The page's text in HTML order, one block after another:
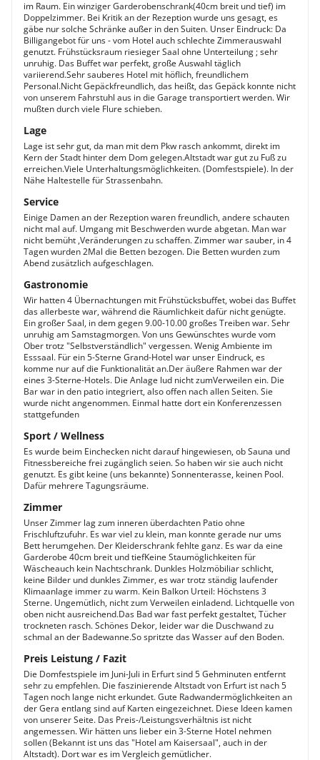
im Raum. Ein winziger Garderobenschrank(40cm breit und tief) im
Doppelzimmer. Bei Kritik an der Rezeption wurde uns gesagt, es
gäbe nur solche Schränke außer in den Suiten. Unser Eindruck: Da
Billigangebot für uns - vom Hotel auch schlechte Zimmerauswahl
genutzt. Frühstücksraum riesieger Saal ohne Unterteilung ; sehr
unruhig. Das Buffet war perfekt, große Auswahl täglich
variierend.Sehr sauberes Hotel mit höflich, freundlichem
Personal.Nicht Gepäckfreundlich, das heißt, das Gepäck konnte nicht
von unserem Fahrstuhl aus in die Garage transportiert werden. Wir
mußten durch viele Flure schieben.
Lage
Lage ist sehr gut, da man mit dem Pkw rasch ankommt, direkt im
Kern der Stadt hinter dem Dom gelegen.Altstadt war gut zu Fuß zu
erreichen.Viele Unterhaltungsmöglichkeiten. (Domfestspiele). In der
Nähe Haltestelle für Strassenbahn.
Service
Einige Damen an der Rezeption waren freundlich, andere schauten
nicht mal auf. Umgang mit Beschwerden wurde abgetan. Man war
nicht bemüht ,Veränderungen zu schaffen. Zimmer war sauber, in 4
Tagen wurden 2Mal die Betten bezogen. Die Betten wurden zum
Abend zusätzlich aufgeschlagen.
Gastronomie
Wir hatten 4 Übernachtungen mit Frühstücksbuffet, wobei das Buffet
das allerbeste war, während die Räumlichkeit dafür nicht genügte.
Ein großer Saal, in dem gegen 9.00-10.00 großes Treiben war. Sehr
unruhig am Samstagmorgen. Von uns Gewünschtes wurde vom
Ober trotz "Selbstverständlich" vergessen. Wenig Ambiente im
Esssaal. Für ein 5-Sterne Grand-Hotel war unser Eindruck, es
komme nur auf die Funktionalität an.Der äußere Rahmen war der
eines 3-Sterne-Hotels. Die Anlage lud nicht zumVerweilen ein. Die
Bar war in den patio integriert, also offen nach allen Seiten. Sie
wurde nicht angenommen. Einmal hatte dort ein Konferenzessen
stattgefunden
Sport / Wellness
Es wurde beim Einchecken nicht darauf hingewiesen, ob Sauna und
Fitnessbereiche frei zugänglich seien. So haben wir sie auch nicht
genutzt. Es gibt keine (uns bekannte) Sonnenterasse, keinen Pool.
Dafür mehrere Tagungsräume.
Zimmer
Unser Zimmer lag zum inneren überdachten Patio ohne
Frischluftzufuhr. Es war viel zu klein, man konnte gerade nur ums
Bett herumgehen. Der Kleiderschrank fehlte ganz. Es war da eine
Garderobe 40cm breit und tiefKeine Staumöglichkeiten für
Wäscheauch kein Nachtschrank. Dunkles Holzmöbiliar schlicht,
keine Bilder und dunkles Zimmer, es war trotz ständig laufender
Klimaanlage immer zu warm. Kein Balkon Urteil: Höchstens 3
Sterne. Ungemütlich, nicht zum Verweilen einladend. Lichtquelle von
oben nicht ausreichend.Das Bad war fast perfekt gestaltet, Tücher
trockneten rasch. Schönes Dekor, leider war die Duschwand zu
schmal an der Badewanne.So spritzte das Wasser auf den Boden.
Preis Leistung / Fazit
Die Domfestspiele im Juni-Juli in Erfurt sind 5 Gehminuten entfernt
sehr zu empfehlen. Die faszinierende Altstadt von Erfurt ist nach 5
Tagen noch lange nicht erkundet. Gute Radwandermöglichkeiten an
der Gera entlang sind auf Karten eingezeichnet. Diese Ideen kamen
von unserer Seite. Das Preis-/Leistungsverhältnis ist nicht
angemessen. Wir hätten uns lieber ein 3-Sterne Hotel nehmen
sollen (Bekannt ist uns das "Hotel am Kaisersaal", auch in der
Altstadt). Dort war es im Vergleich gemütlicher.